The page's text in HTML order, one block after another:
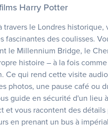
Harry Potter
le Londres
fascinantes des coulisses.
le Millennium Bridge, le
histoire – à la fois
qui rend cette visite
photos, une pause café ou
guide en sécurité d'un lieu
vous racontent des
en prenant un bus à